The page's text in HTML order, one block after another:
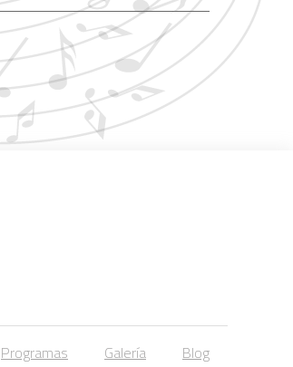
Programas Galería Blog